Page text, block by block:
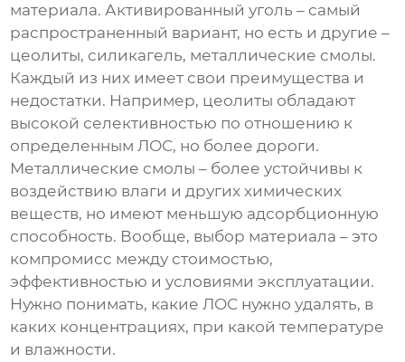
материала. Активированный уголь – самый
распространенный вариант, но есть и другие –
цеолиты, силикагель, металлические смолы.
Каждый из них имеет свои преимущества и
недостатки. Например, цеолиты обладают
высокой селективностью по отношению к
определенным ЛОС, но более дороги.
Металлические смолы – более устойчивы к
воздействию влаги и других химических
веществ, но имеют меньшую адсорбционную
способность. Вообще, выбор материала – это
компромисс между стоимостью,
эффективностью и условиями эксплуатации.
Нужно понимать, какие ЛОС нужно удалять, в
каких концентрациях, при какой температуре
и влажности.